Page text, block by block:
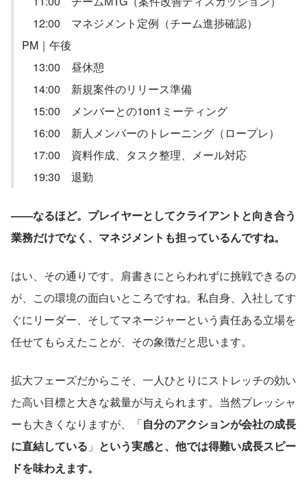
12:00　マネジメント定例（チーム進捗確認）
PM｜午後
13:00　昼休憩
14:00　新規案件のリリース準備
15:00　メンバーとの1on1ミーティング
16:00　新人メンバーのトレーニング（ロープレ）
17:00　資料作成、タスク整理、メール対応
19:30　退勤
――なるほど。プレイヤーとしてクライアントと向き合う
業務だけでなく、マネジメントも担っているんですね。
はい、その通りです。肩書きにとらわれずに挑戦できるの
が、この環境の面白いところですね。私自身、入社してす
ぐにリーダー、そしてマネージャーという責任ある立場を
任せてもらえたことが、その象徴だと思います。
拡大フェーズだからこそ、一人ひとりにストレッチの効い
た高い目標と大きな裁量が与えられます。当然プレッシャ
ーも大きくなりますが、「自分のアクションが会社の成長
に直結している 」 という実感と、他では得難い成長スピー
ドを味わえます。